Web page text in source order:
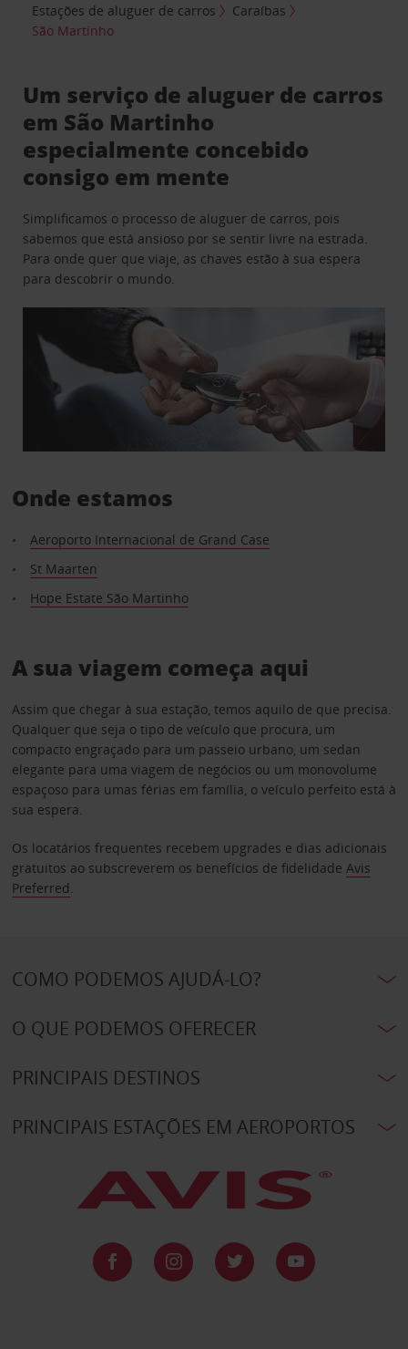
Estações de aluguer de carros
Caraíbas
São Martinho
Um serviço de aluguer de carros
em São Martinho
especialmente concebido
consigo em mente
Simplificamos o processo de aluguer de carros, pois
sabemos que está ansioso por se sentir livre na estrada.
Para onde quer que viaje, as chaves estão à sua espera
para descobrir o mundo.
Onde estamos
Aeroporto Internacional de Grand Case
St Maarten
Hope Estate São Martinho
A sua viagem começa aqui
Assim que chegar à sua estação, temos aquilo de que precisa.
Qualquer que seja o tipo de veículo que procura, um
compacto engraçado para um passeio urbano, um sedan
elegante para uma viagem de negócios ou um monovolume
espaçoso para umas férias em família, o veículo perfeito está à
sua espera.
Os locatários frequentes recebem upgrades e dias adicionais
gratuitos ao subscreverem os benefícios de fidelidade Avis
Preferred.
COMO PODEMOS AJUDÁ-LO?
O QUE PODEMOS OFERECER
PRINCIPAIS DESTINOS
PRINCIPAIS ESTAÇÕES EM AEROPORTOS